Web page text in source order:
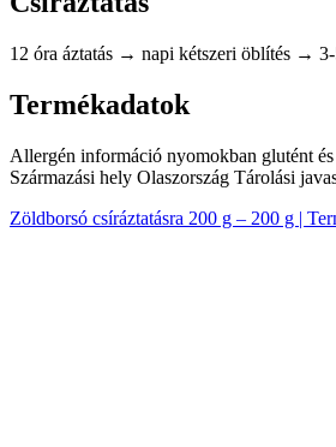
12 óra áztatás → napi kétszeri öblítés → 3-
Termékadatok
Allergén információ nyomokban glutént és
Származási hely Olaszország Tárolási
Zöldborsó csíráztatásra 200 g – 200 g |